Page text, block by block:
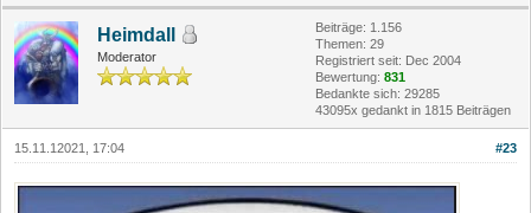
Heimdall
Moderator
Beiträge: 1.156
Themen: 29
Registriert seit: Dec 2004
Bewertung: 831
Bedankte sich: 29285
43095x gedankt in 1815 Beiträgen
#23
15.11.12021, 17:04